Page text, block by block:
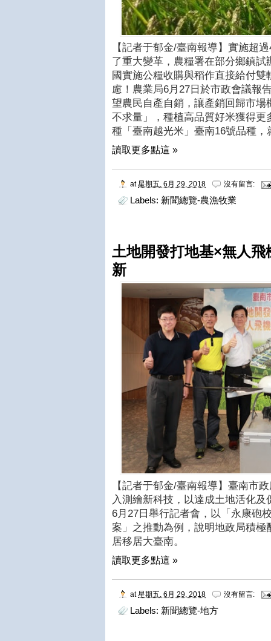
【記者于郁金/臺南報導】實施超
了重大變革，農糧署在部分鄉鎮
國實施公糧收購與稻作直接給付
慮！農業局6月27日於市政會議報
望農民自產自銷，讓產銷回歸市
不求量」，種植高品質好米獲得
種「臺南越光米」臺南16號品種，
讀取更多點這 »
at星期五, 6月 29, 2018 沒有留言:
Labels: 新聞總覽-農漁牧業
土地開發打地基×無人
新
【記者于郁金/臺南報導】臺南市
入測繪新科技，以達成土地活化
6月27日舉行記者會，以「永康砲
案」之推動為例，說明地政局積
居移居大臺南。
讀取更多點這 »
at星期五, 6月 29, 2018 沒有留言:
Labels: 新聞總覽-地方